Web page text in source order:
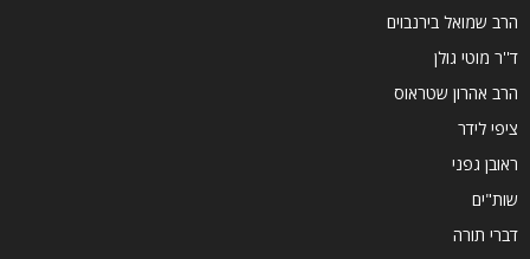
הרב שמואל בירנבוים
ד''ר מוטי גולן
הרב אהרון שטראוס
ציפי לידר
ראובן גפני
שות"ים
דברי תורה